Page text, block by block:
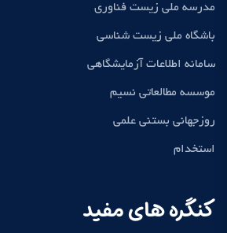
مدرسه ملی زیست فناوری
باشگاه ملی زیست شناسی
سامانه اطلاعات آزمایشگاهی
موسسه مطالعاتی نسیم
روزجهانی بستنی علمی
استخدام
کنگره های مفید